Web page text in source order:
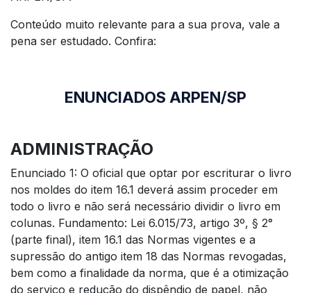
Conteúdo muito relevante para a sua prova, vale a
pena ser estudado. Confira:
ENUNCIADOS ARPEN/SP
ADMINISTRAÇÃO
Enunciado 1: O oficial que optar por escriturar o livro
nos moldes do item 16.1 deverá assim proceder em
todo o livro e não será necessário dividir o livro em
colunas. Fundamento: Lei 6.015/73, artigo 3º, § 2°
(parte final), item 16.1 das Normas vigentes e a
supressão do antigo item 18 das Normas revogadas,
bem como a finalidade da norma, que é a otimização
do serviço e redução do dispêndio de papel, não